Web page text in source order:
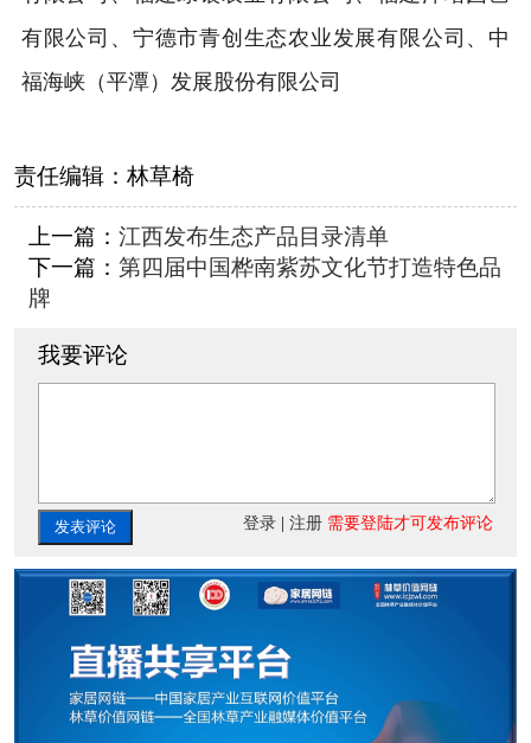
有限公司、宁德市青创生态农业发展有限公司、中
福海峡（平潭）发展股份有限公司
责任编辑： 林草椅
上一篇： 江西发布生态产品目录清单
下一篇： 第四届中国桦南紫苏文化节打造特色品
牌
我要评论
发表评论 登录 |注册 需要登陆才可发布评论